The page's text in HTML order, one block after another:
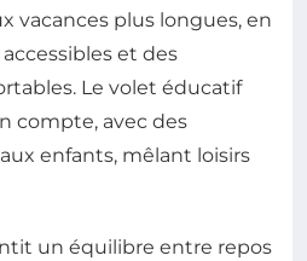
vacances plus longues, en
et des
Le volet éducatif
compte, avec des
enfants, mêlant loisirs
un équilibre entre repos